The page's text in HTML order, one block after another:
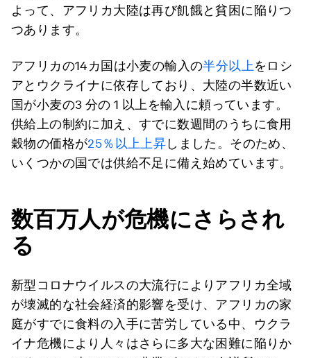
よって、アフリカ大陸は再び飢餓と貧困に陥りつ
つあります。
アフリカの14カ国は小麦の輸入の半分以上をロシ
アとウクライナに依存しており、大陸の半数近い
国が小麦の3 分の 1 以上を輸入に頼っています。
供給上の制約に加え、すでに数週間のうちに食用
穀物の価格が25％以上上昇しました。そのため、
いくつかの国では供給不足に備え始めています。
数百万人が危機にさらされ
る
新型コロナウイルスの大流行によりアフリカ全域
が壊滅的な社会経済的影響を受け、アフリカの家
庭がすでに食料の入手に苦労している中、ウクラ
イナ危機により人々はさらに多大な困難に陥りか